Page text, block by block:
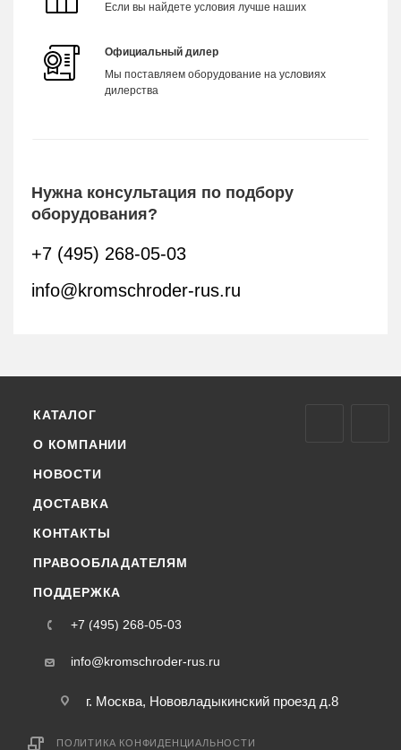
Если вы найдете условия лучше наших
Официальный дилер
Мы поставляем оборудование на условиях
дилерства
Нужна консультация по подбору
оборудования?
+7 (495) 268-05-03
info@kromschroder-rus.ru
КАТАЛОГ
О КОМПАНИИ
НОВОСТИ
ДОСТАВКА
КОНТАКТЫ
ПРАВООБЛАДАТЕЛЯМ
ПОДДЕРЖКА
+7 (495) 268-05-03
info@kromschroder-rus.ru
г. Москва, Нововладыкинский проезд д.8
ПОЛИТИКА КОНФИДЕНЦИАЛЬНОСТИ